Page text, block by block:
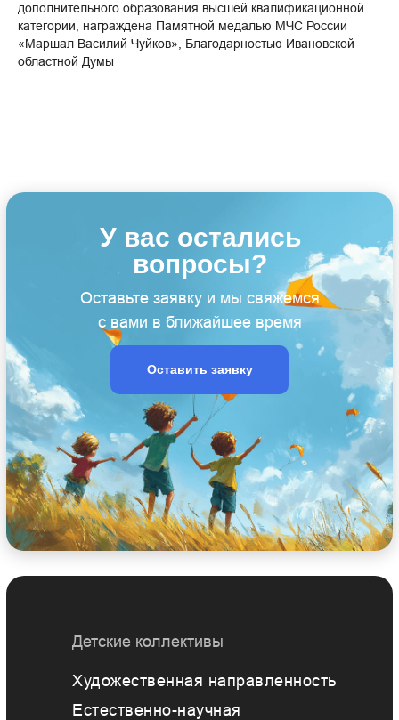
дополнительного образования высшей квалификационной
категории, награждена Памятной медалью МЧС России
«Маршал Василий Чуйков», Благодарностью Ивановской
областной Думы
Художественная направленность
Естественно-научная
Детские коллективы
У вас остались
вопросы?
Оставьте заявку и мы свяжемся
с вами в ближайшее время
Оставить заявку